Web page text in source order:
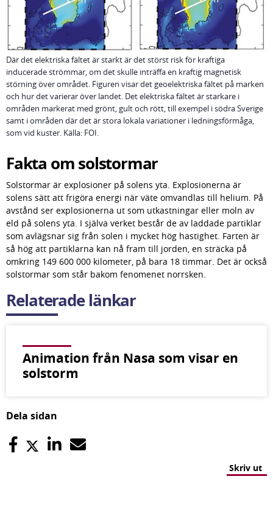
Där det elektriska fältet är starkt är det störst risk för kraftiga
inducerade strömmar, om det skulle inträffa en kraftig magnetisk
störning över området. Figuren visar det geoelektriska fältet på marken
och hur det varierar över landet. Det elektriska fältet är starkare i
områden markerat med grönt, gult och rött, till exempel i södra Sverige
samt i områden där det är stora lokala variationer i ledningsförmåga,
som vid kuster. Källa: FOI.
Fakta om solstormar
Solstormar är explosioner på solens yta. Explosionerna är
solens sätt att frigöra energi när väte omvandlas till helium. På
avstånd ser explosionerna ut som utkastningar eller moln av
eld på solens yta. I själva verket består de av laddade partiklar
som avlägsnar sig från solen i mycket hög hastighet. Farten är
så hög att partiklarna kan nå fram till jorden, en sträcka på
omkring 149 600 000 kilometer, på bara 18 timmar. Det är också
solstormar som står bakom fenomenet norrsken.
Relaterade länkar
Animation från Nasa som visar en
solstorm
Dela sidan
Skriv ut